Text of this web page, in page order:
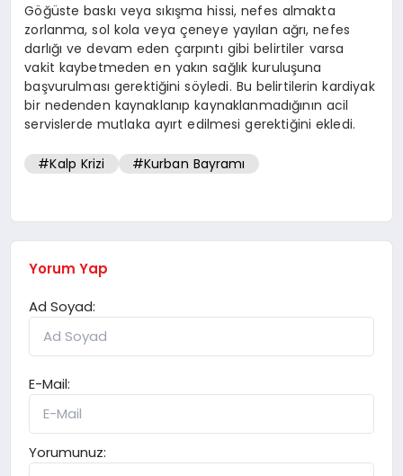
Göğüste baskı veya sıkışma hissi, nefes almakta
zorlanma, sol kola veya çeneye yayılan ağrı, nefes
darlığı ve devam eden çarpıntı gibi belirtiler varsa
vakit kaybetmeden en yakın sağlık kuruluşuna
başvurulması gerektiğini söyledi. Bu belirtilerin kardiyak
bir nedenden kaynaklanıp kaynaklanmadığının acil
servislerde mutlaka ayırt edilmesi gerektiğini ekledi.
#Kalp Krizi #Kurban Bayramı
Yorum Yap
Ad Soyad:
E-Mail:
Yorumunuz: